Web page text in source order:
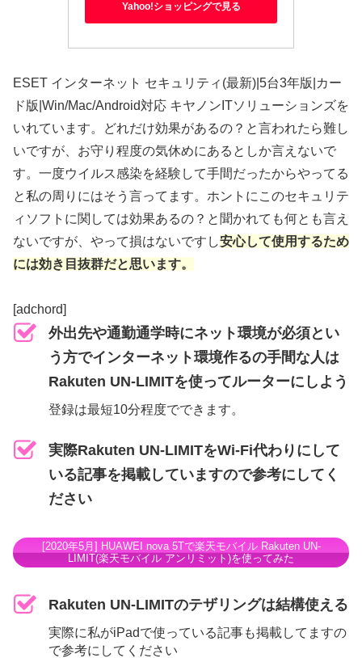
Yahoo!ショッピングで見る
ESET インターネット セキュリティ(最新)|5台3年版|カー
ド版|Win/Mac/Android対応 キヤノンITソリューションズを
いれています。どれだけ効果があるの？と言われたら難し
いですが、お守り程度の気休めにあるとしか言えないで
す。一度ウイルス感染を経験して手間だったからやってる
と私の周りにはそう言ってます。ホントにこのセキュリテ
ィソフトに関しては効果あるの？と聞かれても何とも言え
ないですが、やって損はないですし安心して使用するため
には効き目抜群だと思います。
[adchord]
外出先や通勤通学時にネット環境が必須とい
う方でインターネット環境作るの手間な人は
Rakuten UN-LIMITを使ってルーターにしよう
登録は最短10分程度でできます。
実際Rakuten UN-LIMITをWi-Fi代わりにして
いる記事を掲載していますので参考にしてく
ださい
[2020年5月] HUAWEI nova 5Tで楽天モバイル Rakuten UN-
LIMIT(楽天モバイル アンリミット)を使ってみた
Rakuten UN-LIMITのテザリングは結構使える
実際に私がiPadで使っている記事も掲載してますの
で参考にしてください